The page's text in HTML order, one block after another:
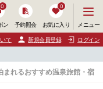
ン
0
予約照会 お気に入り
0
ニ
ュ
ー
開
く
メニュー
て 新規会員登録 ログイン
まれるおすすめ温泉旅館・宿